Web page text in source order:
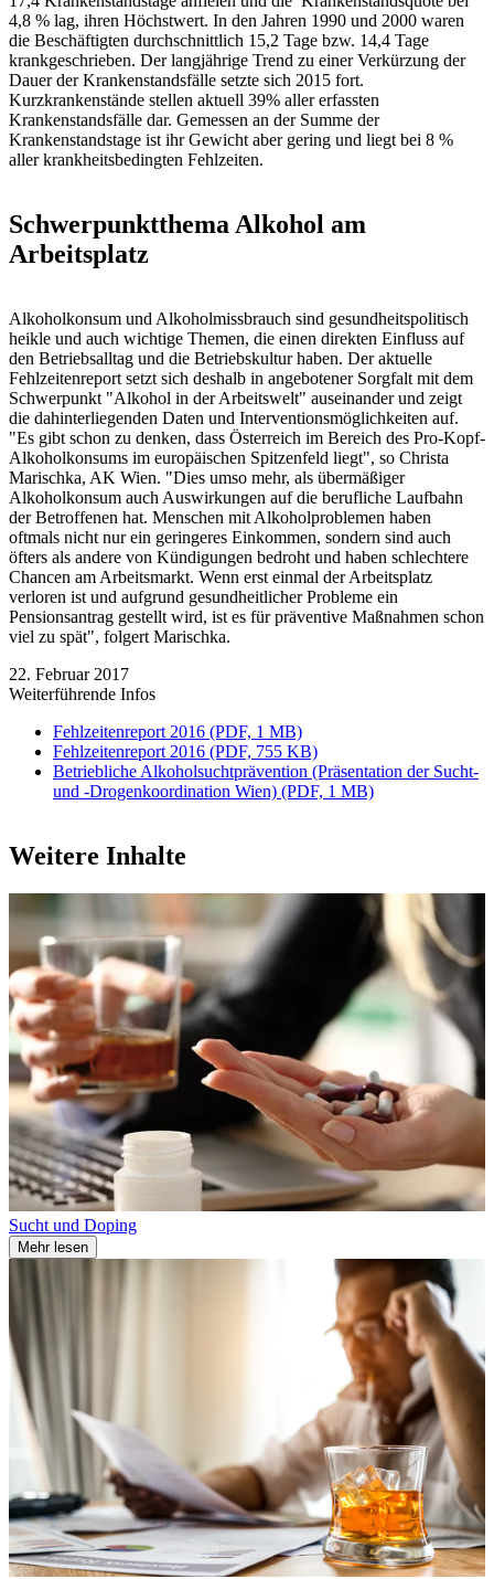
4,8 % lag, ihren Höchstwert. In den Jahren 1990 und 2000 waren
die Beschäftigten durchschnittlich 15,2 Tage bzw. 14,4 Tage
krankgeschrieben. Der langjährige Trend zu einer Verkürzung der
Dauer der Krankenstandsfälle setzte sich 2015 fort.
Kurzkrankenstände stellen aktuell 39% aller erfassten
Krankenstandsfälle dar. Gemessen an der Summe der
Krankenstandstage ist ihr Gewicht aber gering und liegt bei 8 %
aller krankheitsbedingten Fehlzeiten.
Schwerpunktthema Alkohol am
Arbeitsplatz
Alkoholkonsum und Alkoholmissbrauch sind gesundheitspolitisch
heikle und auch wichtige Themen, die einen direkten Einfluss auf
den Betriebsalltag und die Betriebskultur haben. Der aktuelle
Fehlzeitenreport setzt sich deshalb in angebotener Sorgfalt mit dem
Schwerpunkt "Alkohol in der Arbeitswelt" auseinander und zeigt
die dahinterliegenden Daten und Interventionsmöglichkeiten auf.
"Es gibt schon zu denken, dass Österreich im Bereich des Pro-Kopf-
Alkoholkonsums im europäischen Spitzenfeld liegt", so Christa
Marischka, AK Wien. "Dies umso mehr, als übermäßiger
Alkoholkonsum auch Auswirkungen auf die berufliche Laufbahn
der Betroffenen hat. Menschen mit Alkoholproblemen haben
oftmals nicht nur ein geringeres Einkommen, sondern sind auch
öfters als andere von Kündigungen bedroht und haben schlechtere
Chancen am Arbeitsmarkt. Wenn erst einmal der Arbeitsplatz
verloren ist und aufgrund gesundheitlicher Probleme ein
Pensionsantrag gestellt wird, ist es für präventive Maßnahmen schon
viel zu spät", folgert Marischka.
22. Februar 2017
Weiterführende Infos
Fehlzeitenreport 2016 (PDF, 1 MB)
Fehlzeitenreport 2016 (PDF, 755 KB)
Betriebliche Alkoholsuchtprävention (Präsentation der Sucht-
und -Drogenkoordination Wien) (PDF, 1 MB)
Weitere Inhalte
Sucht und Doping
Mehr lesen